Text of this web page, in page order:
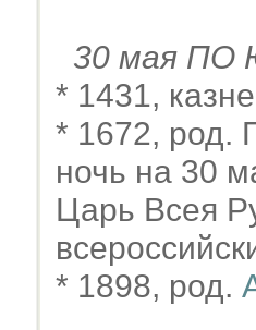
30 мая
* 1431,
* 1672, род.
ночь на 30
Царь Всея
* 1898, род.